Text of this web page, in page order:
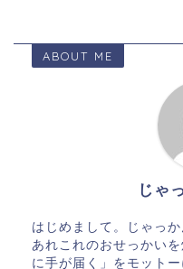
ABOUT ME
じゃ
はじめまして。じゃっ
あれこれのおせっかい
に手が届く」をモット